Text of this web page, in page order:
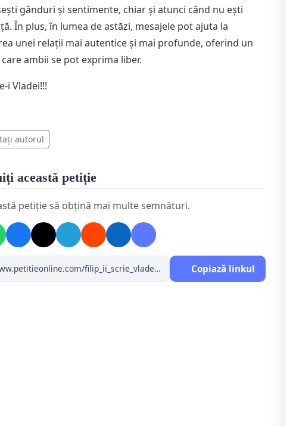
gânduri și sentimente, chiar și atunci când nu ești
În plus, în lumea de astăzi, mesajele pot ajuta la
unei relații mai autentice și mai profunde, oferind un
ambii se pot exprima liber.
i Vladei!!!
autorul
această petiție
petiție să obțină mai multe semnături.
Copiază linkul